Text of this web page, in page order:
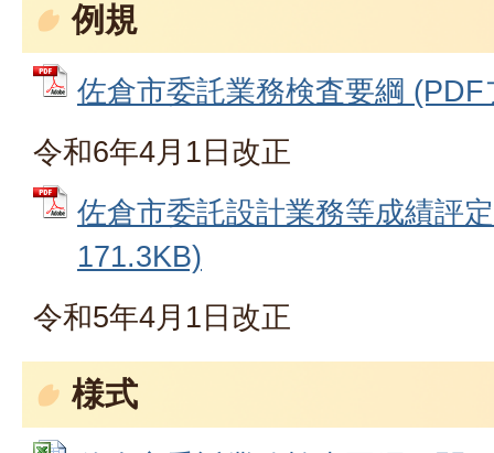
例規
佐倉市委託業務検査要綱
令和6年4月1日改正
佐倉市委託設計業務等成績評
171.3KB)
令和5年4月1日改正
様式